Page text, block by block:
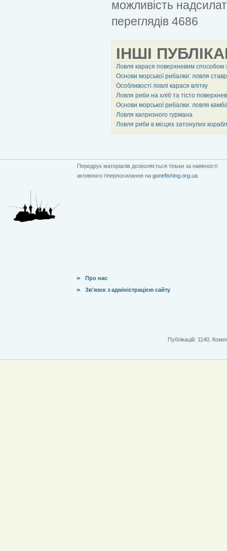
можливість
переглядів 4686
ІНШІ
Ловля карася поверхневим способом
Основи морської рибалки: ловля
Особливості ловлі карася влітку
Ловля риби на хліб та тісто
Основи морської рибалки: ловля
Ловля капризного гурмана
Ловля риби в місцях затонулих
Передрук матеріалів дозволяється тільки за наявності
активного гіперпосилання на gonefishing.org.ua
Про нас
Зв'язок з адміністрацією сайту
Публікацій: 1140.